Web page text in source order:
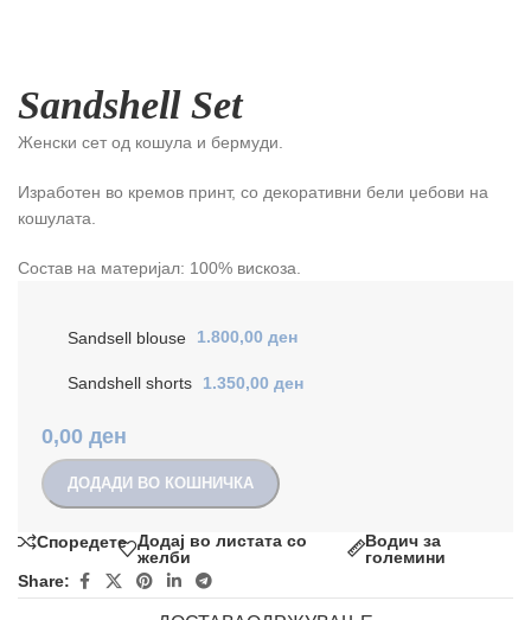
Sandshell Set
Женски сет од кошула и бермуди.
Изработен во кремов принт, со декоративни бели џебови на
кошулата.
Состав на материјал: 100% вискоза.
Sandsell blouse 1.800,00 ден
Sandshell shorts 1.350,00 ден
0,00 ден
ДОДАДИ ВО КОШНИЧКА
Споредете Додај во листата со
желби
Водич за
големини
Share: